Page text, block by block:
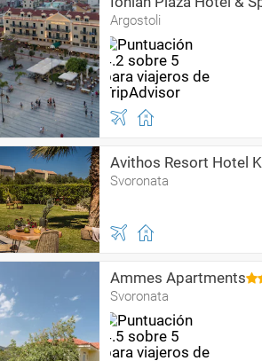
Argostoli
Avithos Resort Hotel
Svoronata
Ammes Apartments
Svoronata